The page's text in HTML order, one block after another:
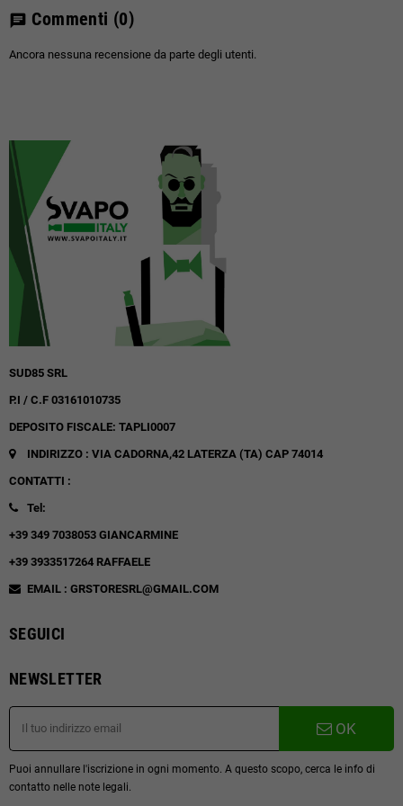
chat Commenti (0)
Ancora nessuna recensione da parte degli utenti.
SUD85 SRL
P.I / C.F 03161010735
DEPOSITO FISCALE: TAPLI0007
INDIRIZZO : VIA CADORNA,42 LATERZA (TA) CAP 74014
CONTATTI :
Tel:
+39 349 7038053 GIANCARMINE
+39 3933517264 RAFFAELE
EMAIL : GRSTORESRL@GMAIL.COM
SEGUICI
NEWSLETTER
OK
Puoi annullare l'iscrizione in ogni momento. A questo scopo, cerca le info di
contatto nelle note legali.